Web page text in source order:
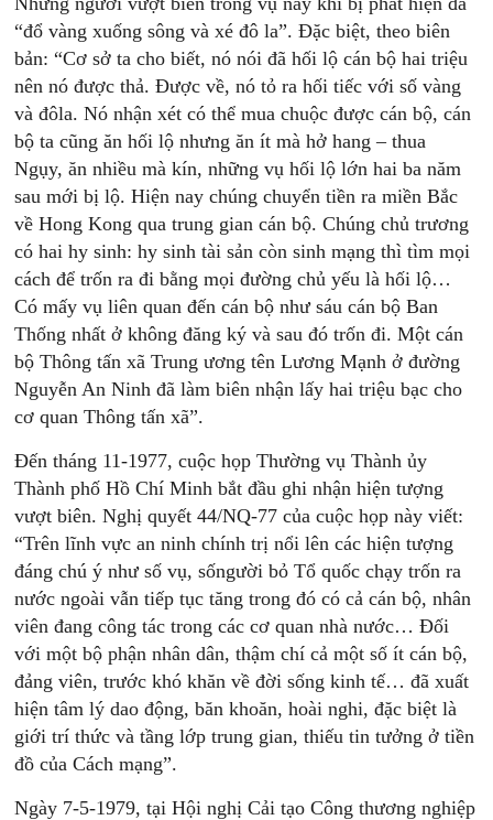
“đổ vàng xuống sông và xé đô la”. Đặc biệt, theo biên
bản: “Cơ sở ta cho biết, nó nói đã hối lộ cán bộ hai triệu
nên nó được thả. Được về, nó tỏ ra hối tiếc với số vàng
và đôla. Nó nhận xét có thể mua chuộc được cán bộ, cán
bộ ta cũng ăn hối lộ nhưng ăn ít mà hở hang – thua
Ngụy, ăn nhiều mà kín, những vụ hối lộ lớn hai ba năm
sau mới bị lộ. Hiện nay chúng chuyển tiền ra miền Bắc
về Hong Kong qua trung gian cán bộ. Chúng chủ trương
có hai hy sinh: hy sinh tài sản còn sinh mạng thì tìm mọi
cách để trốn ra đi bằng mọi đường chủ yếu là hối lộ…
Có mấy vụ liên quan đến cán bộ như sáu cán bộ Ban
Thống nhất ở không đăng ký và sau đó trốn đi. Một cán
bộ Thông tấn xã Trung ương tên Lương Mạnh ở đường
Nguyễn An Ninh đã làm biên nhận lấy hai triệu bạc cho
cơ quan Thông tấn xã”.
Đến tháng 11-1977, cuộc họp Thường vụ Thành ủy
Thành phố Hồ Chí Minh bắt đầu ghi nhận hiện tượng
vượt biên. Nghị quyết 44/NQ-77 của cuộc họp này viết:
“Trên lĩnh vực an ninh chính trị nổi lên các hiện tượng
đáng chú ý như số vụ, sốngười bỏ Tổ quốc chạy trốn ra
nước ngoài vẫn tiếp tục tăng trong đó có cả cán bộ, nhân
viên đang công tác trong các cơ quan nhà nước… Đối
với một bộ phận nhân dân, thậm chí cả một số ít cán bộ,
đảng viên, trước khó khăn về đời sống kinh tế… đã xuất
hiện tâm lý dao động, băn khoăn, hoài nghi, đặc biệt là
giới trí thức và tầng lớp trung gian, thiếu tin tưởng ở tiền
đồ của Cách mạng”.
Ngày 7-5-1979, tại Hội nghị Cải tạo Công thương nghiệp